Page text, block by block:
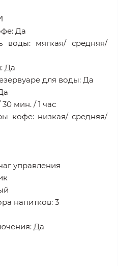
Да
воды: мягкая/ средняя/
Да
для воды: Да
мин. / 1 час
кофе: низкая/ средняя/
управления
напитков: 3
Да